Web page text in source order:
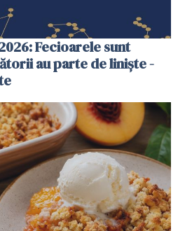
Fecioarele sunt
au parte de liniște -